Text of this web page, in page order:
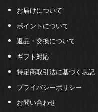
お届けについて
ポイントについて
返品・交換について
ギフト対応
特定商取引法に基づく表記
プライバシーポリシー
お問い合わせ